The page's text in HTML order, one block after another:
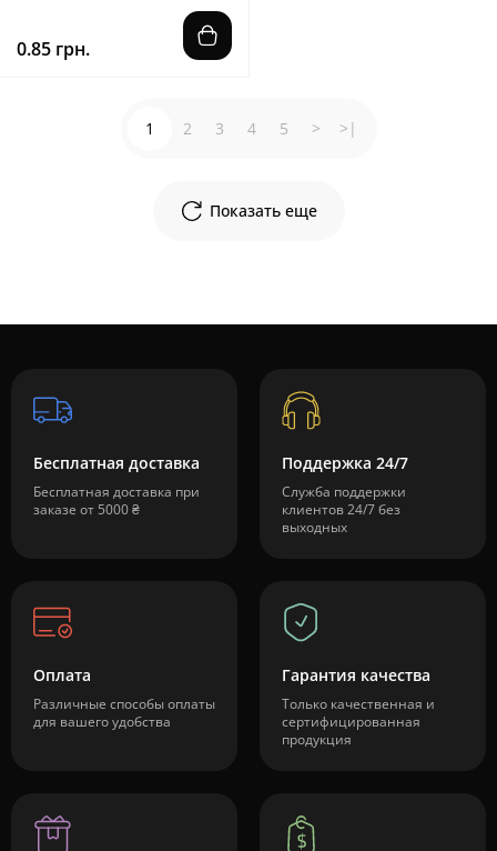
0.85 грн.
Показать еще
1 2 3 4 5 > >|
Бесплатная доставка
Бесплатная доставка при
заказе от 5000 ₴
Поддержка 24/7
Служба поддержки
клиентов 24/7 без
выходных
Оплата
Различные способы оплаты
для вашего удобства
Гарантия качества
Только качественная и
сертифицированная
продукция